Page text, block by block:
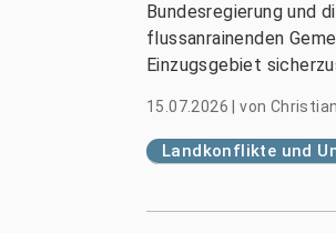
Bundesregierung und
flussanrainenden
Einzugsgebiet
15.07.2026 |von
Landkonflikte und